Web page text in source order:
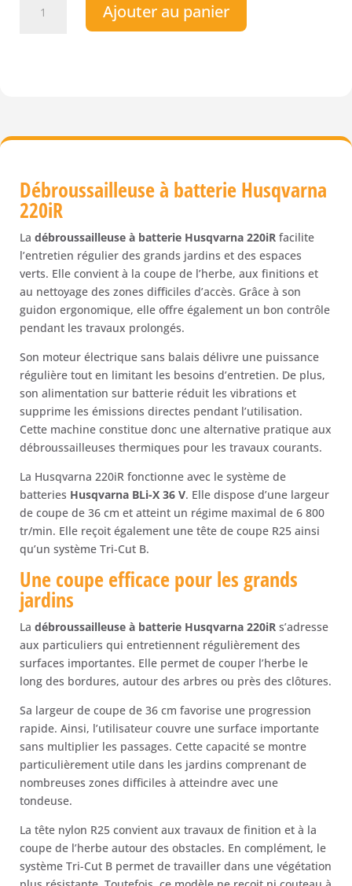
Débroussailleuse
Ajouter au panier
Débroussailleuse à batterie Husqvarna
220iR
La débroussailleuse à batterie Husqvarna 220iR facilite
l’entretien régulier des grands jardins et des espaces
verts. Elle convient à la coupe de l’herbe, aux finitions et
au nettoyage des zones difficiles d’accès. Grâce à son
guidon ergonomique, elle offre également un bon contrôle
pendant les travaux prolongés.
Son moteur électrique sans balais délivre une puissance
régulière tout en limitant les besoins d’entretien. De plus,
son alimentation sur batterie réduit les vibrations et
supprime les émissions directes pendant l’utilisation.
Cette machine constitue donc une alternative pratique aux
débroussailleuses thermiques pour les travaux courants.
La Husqvarna 220iR fonctionne avec le système de
batteries Husqvarna BLi-X 36 V. Elle dispose d’une largeur
de coupe de 36 cm et atteint un régime maximal de 6 800
tr/min. Elle reçoit également une tête de coupe R25 ainsi
qu’un système Tri-Cut B.
Une coupe efficace pour les grands
jardins
La débroussailleuse à batterie Husqvarna 220iR s’adresse
aux particuliers qui entretiennent régulièrement des
surfaces importantes. Elle permet de couper l’herbe le
long des bordures, autour des arbres ou près des clôtures.
Sa largeur de coupe de 36 cm favorise une progression
rapide. Ainsi, l’utilisateur couvre une surface importante
sans multiplier les passages. Cette capacité se montre
particulièrement utile dans les jardins comprenant de
nombreuses zones difficiles à atteindre avec une
tondeuse.
La tête nylon R25 convient aux travaux de finition et à la
coupe de l’herbe autour des obstacles. En complément, le
système Tri-Cut B permet de travailler dans une végétation